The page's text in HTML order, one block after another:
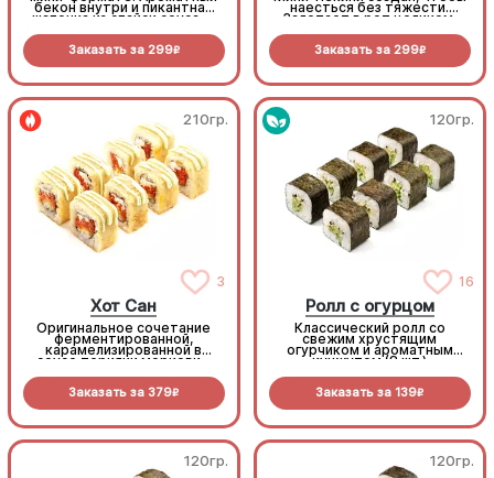
бекон внутри и пикантная
шапочка из спайси соуса —
посытнее (8шт.)
Заказать за 299R
наесться без тяжести.
Залетает в рот целиком,
(8шт.)
Заказать за 299R
210гр.
3
Хот Сан
Оригинальное сочетание
ферментированной,
карамелизированной в
соусе терияки моркови -
сливочного сыра под
золотистой корочкой. Соус
приятную остринку. Яркий,
как весеннее солнце (8шт.)
Заказать за 379R
120гр.
16
Ролл с огурцом
Классический ролл со
свежим хрустящим
огурчиком и ароматным
кунжутом (8 шт.)
Заказать за 139R
120гр. 120гр.